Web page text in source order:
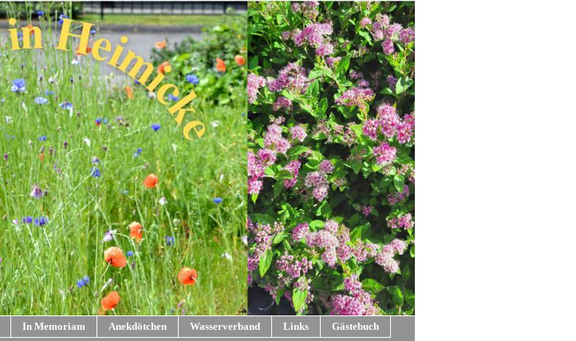
In Memoriam Anekdötchen Wasserverband Links
Gästebuch